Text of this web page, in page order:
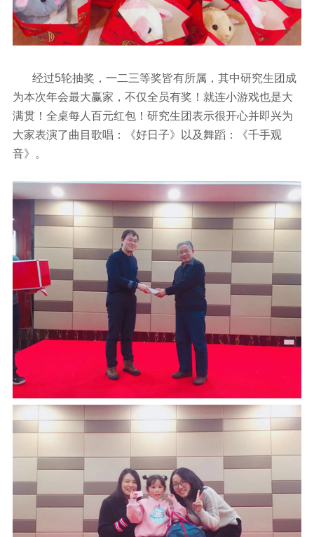
经过5轮抽奖，一二三等奖皆有所属，其中研究生团成
为本次年会最大赢家，不仅全员有奖！就连小游戏也是大
满贯！全桌每人百元红包！研究生团表示很开心并即兴为
大家表演了曲目歌唱：《好日子》以及舞蹈：《千手观
音》。